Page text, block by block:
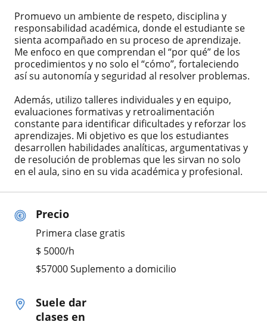
Precio
Primera clase gratis
$ 5000/h
$57000 Suplemento a domicilio
Suele dar
clases en
Promuevo un ambiente de respeto, disciplina y
responsabilidad académica, donde el estudiante se
sienta acompañado en su proceso de aprendizaje.
Me enfoco en que comprendan el “por qué” de los
procedimientos y no solo el “cómo”, fortaleciendo
así su autonomía y seguridad al resolver problemas.
Además, utilizo talleres individuales y en equipo,
evaluaciones formativas y retroalimentación
constante para identificar dificultades y reforzar los
aprendizajes. Mi objetivo es que los estudiantes
desarrollen habilidades analíticas, argumentativas y
de resolución de problemas que les sirvan no solo
en el aula, sino en su vida académica y profesional.